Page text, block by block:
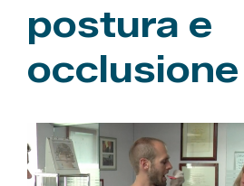
postura e
occlusione